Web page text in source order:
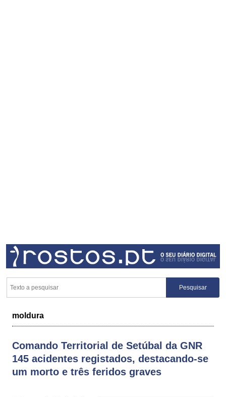
moldura
Comando Territorial de Setúbal da GNR
145 acidentes registados, destacando-se
um morto e três feridos graves